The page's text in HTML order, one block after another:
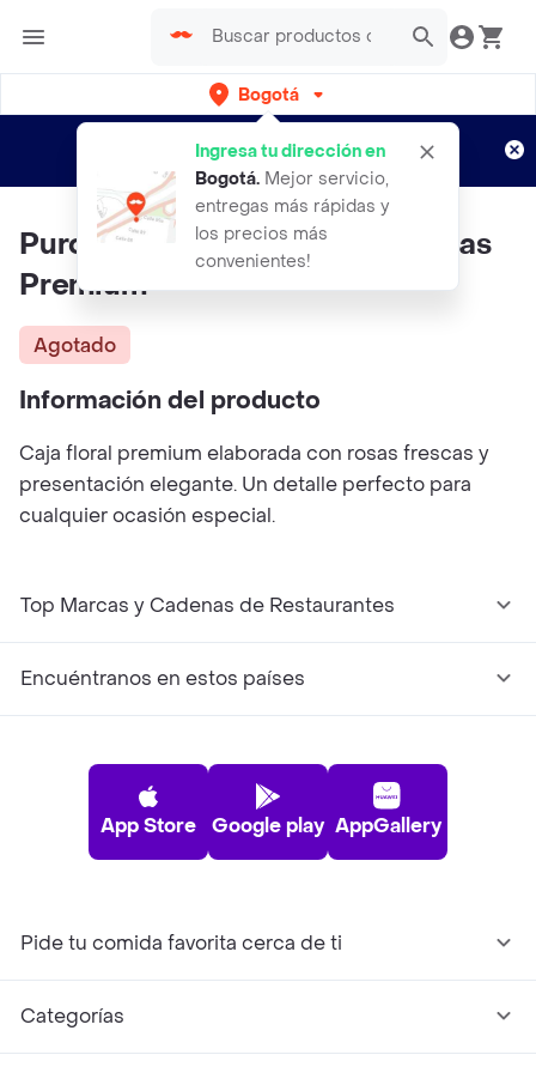
Bogotá
Ingresa tu dirección en
Bogotá. Mejor servicio,
entregas más rápidas y
los precios más
convenientes!
envíos gratis por semanas
Aplican TyC
Puro Nivel | Caja Floral Con Rosas
Premium
Agotado
Información del producto
Caja floral premium elaborada con rosas frescas y
presentación elegante. Un detalle perfecto para
cualquier ocasión especial.
Top Marcas y Cadenas de Restaurantes
Encuéntranos en estos países
App Store Google play AppGallery
Pide tu comida favorita cerca de ti
Categorías